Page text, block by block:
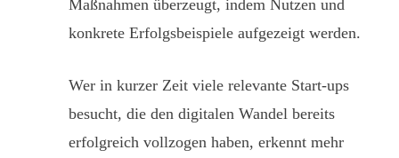
Maßnahmen überzeugt, indem Nutzen und
konkrete Erfolgsbeispiele aufgezeigt werden.
Wer in kurzer Zeit viele relevante Start-ups
besucht, die den digitalen Wandel bereits
erfolgreich vollzogen haben, erkennt mehr